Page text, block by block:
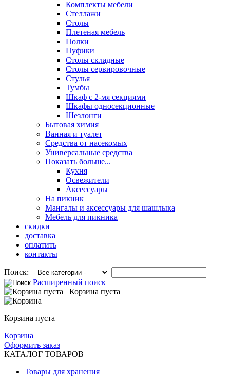
Комплекты мебели
Стеллажи
Столы
Плетеная мебель
Полки
Пуфики
Столы складные
Столы сервировочные
Стулья
Тумбы
Шкаф с 2-мя секциями
Шкафы односекционные
Шезлонги
Бытовая химия
Ванная и туалет
Средства от насекомых
Универсальные средства
Показать больше...
Кухня
Освежители
Аксессуары
На пикник
Мангалы и аксессуары для шашлыка
Мебель для пикника
скидки
доставка
оплатить
контакты
Поиск:
Расширенный поиск
Корзина пуста
Корзина пуста
Корзина
Оформить заказ
КАТАЛОГ ТОВАРОВ
Товары для хранения